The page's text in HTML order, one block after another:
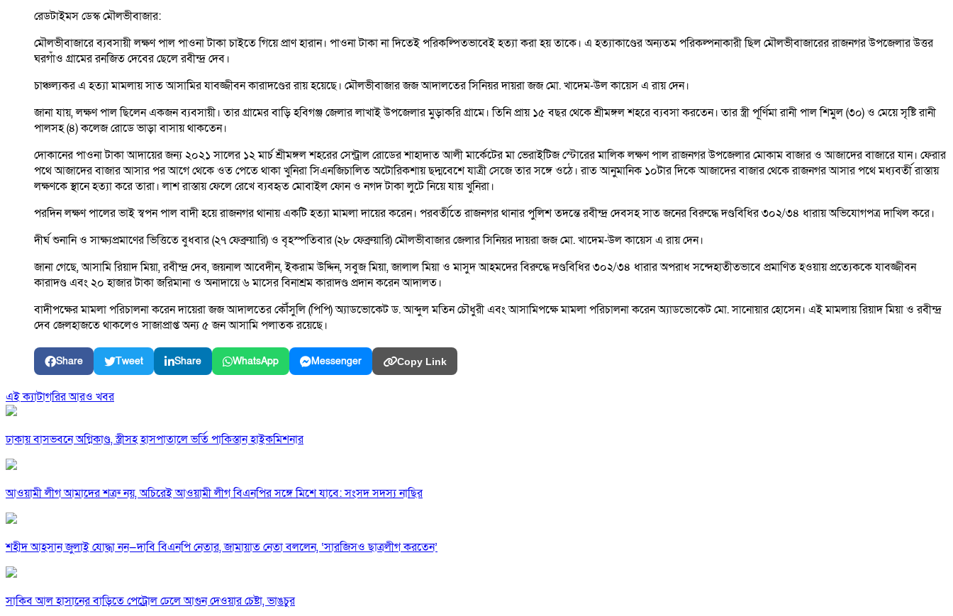
রেডটাইমস ডেস্ক মৌলভীবাজার:
মৌলভীবাজারে ব্যবসায়ী লক্ষণ পাল পাওনা টাকা চাইতে গিয়ে প্রাণ হারান। পাওনা টাকা না দিতেই পরিকল্পিতভাবেই হত্যা করা হয় তাকে। এ হত্যাকাণ্ডের অন্যতম পরিকল্পনাকারী ছিল মৌলভীবাজারের রাজনগর উপজেলার উত্তর
ঘরগাঁও গ্রামের রনজিত দেবের ছেলে রবীন্দ্র দেব।
চাঞ্চল্যকর এ হত্যা মামলায় সাত আসামির যাবজ্জীবন কারাদণ্ডের রায় হয়েছে। মৌলভীবাজার জজ আদালতের সিনিয়র দায়রা জজ মো. খাদেম-উল কায়েস এ রায় দেন।
জানা যায়, লক্ষণ পাল ছিলেন একজন ব্যবসায়ী। তার গ্রামের বাড়ি হবিগঞ্জ জেলার লাখাই উপজেলার মুড়াকরি গ্রামে। তিনি প্রায় ১৫ বছর থেকে শ্রীমঙ্গল শহরে ব্যবসা করতেন। তার স্ত্রী পূর্ণিমা রানী পাল শিমুল (৩০) ও মেয়ে সৃষ্টি রানী
পালসহ (৪) কলেজ রোডে ভাড়া বাসায় থাকতেন।
দোকানের পাওনা টাকা আদায়ের জন্য ২০২১ সালের ১২ মার্চ শ্রীমঙ্গল শহরের সেন্ট্রাল রোডের শাহাদাত আলী মার্কেটের মা ভেরাইটিজ স্টোরের মালিক লক্ষণ পাল রাজনগর উপজেলার মোকাম বাজার ও আজাদের বাজারে যান। ফেরার
পথে আজাদের বাজার আসার পর আগে থেকে ওত পেতে থাকা খুনিরা সিএনজিচালিত অটোরিকশায় ছদ্মবেশে যাত্রী সেজে তার সঙ্গে ওঠে। রাত আনুমানিক ১০টার দিকে আজাদের বাজার থেকে রাজনগর আসার পথে মধ্যবর্তী রাস্তায়
লক্ষণকে স্থানে হত্যা করে তারা। লাশ রাস্তায় ফেলে রেখে ব্যবহৃত মোবাইল ফোন ও নগদ টাকা লুটে নিয়ে যায় খুনিরা।
পরদিন লক্ষণ পালের ভাই স্বপন পাল বাদী হয়ে রাজনগর থানায় একটি হত্যা মামলা দায়ের করেন। পরবর্তীতে রাজনগর থানার পুলিশ তদন্তে রবীন্দ্র দেবসহ সাত জনের বিরুদ্ধে দণ্ডবিধির ৩০২/৩৪ ধারায় অভিযোগপত্র দাখিল করে।
দীর্ঘ শুনানি ও সাক্ষ্যপ্রমাণের ভিত্তিতে বুধবার (২৭ ফেব্রুয়ারি) ও বৃহস্পতিবার (২৮ ফেব্রুয়ারি) মৌলভীবাজার জেলার সিনিয়র দায়রা জজ মো. খাদেম-উল কায়েস এ রায় দেন।
জানা গেছে, আসামি রিয়াদ মিয়া, রবীন্দ্র দেব, জয়নাল আবেদীন, ইকরাম উদ্দিন, সবুজ মিয়া, জালাল মিয়া ও মাসুদ আহমদের বিরুদ্ধে দণ্ডবিধির ৩০২/৩৪ ধারার অপরাধ সন্দেহাতীতভাবে প্রমাণিত হওয়ায় প্রত্যেককে যাবজ্জীবন
কারাদণ্ড এবং ২০ হাজার টাকা জরিমানা ও অনাদায়ে ৬ মাসের বিনাশ্রম কারাদণ্ড প্রদান করেন আদালত।
বাদীপক্ষের মামলা পরিচালনা করেন দায়েরা জজ আদালতের কৌঁসুলি (পিপি) অ্যাডভোকেট ড. আব্দুল মতিন চৌধুরী এবং আসামিপক্ষে মামলা পরিচালনা করেন অ্যাডভোকেট মো. সানোয়ার হোসেন। এই মামলায় রিয়াদ মিয়া ও রবীন্দ্র
দেব জেলহাজতে থাকলেও সাজাপ্রাপ্ত অন্য ৫ জন আসামি পলাতক রয়েছে।
Share Tweet Share WhatsApp Messenger Copy Link
এই ক্যাটাগরির আরও খবর
ঢাকায় বাসভবনে অগ্নিকাণ্ড, স্ত্রীসহ হাসপাতালে ভর্তি পাকিস্তান হাইকমিশনার
আওয়ামী লীগ আমাদের শত্রু নয়, অচিরেই আওয়ামী লীগ বিএনপির সঙ্গে মিশে যাবে: সংসদ সদস্য নাছির
শহীদ আহসান জুলাই যোদ্ধা নন—দাবি বিএনপি নেতার, জামায়াত নেতা বললেন, ‘সারজিসও ছাত্রলীগ করতেন’
সাকিব আল হাসানের বাড়িতে পেট্রোল ঢেলে আগুন দেওয়ার চেষ্টা, ভাঙচুর